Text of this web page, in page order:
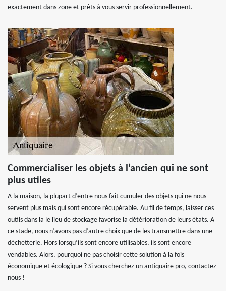
exactement dans zone et prêts à vous servir professionnellement.
Commercialiser les objets à l’ancien qui ne sont
plus utiles
A la maison, la plupart d’entre nous fait cumuler des objets qui ne nous
servent plus mais qui sont encore récupérable. Au fil de temps, laisser ces
outils dans la le lieu de stockage favorise la détérioration de leurs états. A
ce stade, nous n’avons pas d’autre choix que de les transmettre dans une
déchetterie. Hors lorsqu’ils sont encore utilisables, ils sont encore
vendables. Alors, pourquoi ne pas choisir cette solution à la fois
économique et écologique ? Si vous cherchez un antiquaire pro, contactez-
nous !